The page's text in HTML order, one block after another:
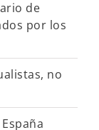
de
por los
no